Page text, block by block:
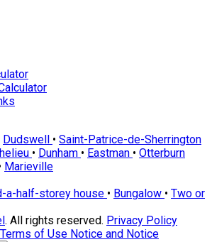
Dudswell • Saint-Patrice-de-Sherrington
• Dunham • Eastman • Otterburn
Marieville
a-half-storey house • Bungalow • Two or
. All rights reserved. Privacy Policy
Terms of Use Notice and Notice